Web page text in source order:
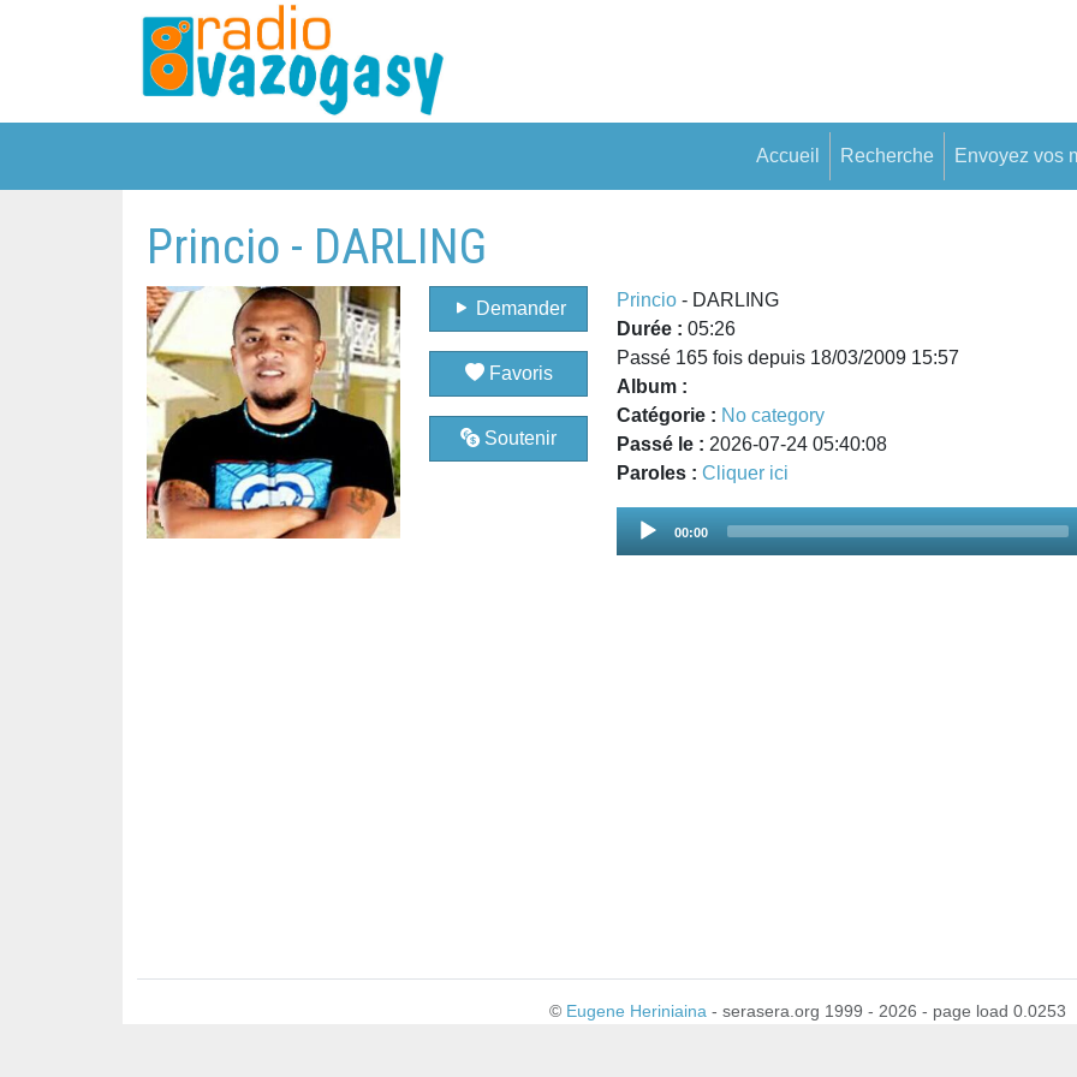
Accueil Recherche Envoyez vos
Princio - DARLING
Demander
Favoris
Soutenir
Princio - DARLING
Durée :05:26
Passé 165 fois depuis 18/03/2009 15:57
Album :
Catégorie : No category
Passé le : 2026-07-24 05:40:08
Paroles :Cliquer ici
Audio
00:00
© Eugene Heriniaina - serasera.org 1999 - 2026 - page load 0.0253